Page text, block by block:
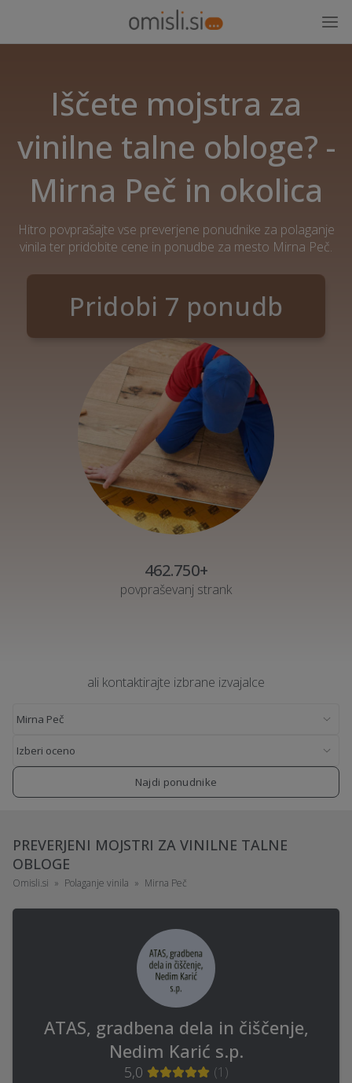
Iščete mojstra za
vinilne talne obloge? -
Mirna Peč in okolica
Hitro povprašajte vse preverjene ponudnike za polaganje
vinila ter pridobite cene in ponudbe za mesto Mirna Peč.
Pridobi 7 ponudb
462.750+
povpraševanj strank
ali kontaktirajte izbrane izvajalce
Najdi ponudnike
PREVERJENI MOJSTRI ZA VINILNE TALNE
OBLOGE
Omisli.si Polaganje vinila Mirna Peč
ATAS, gradbena dela in čiščenje,
Nedim Karić s.p.
5,0 (1 )